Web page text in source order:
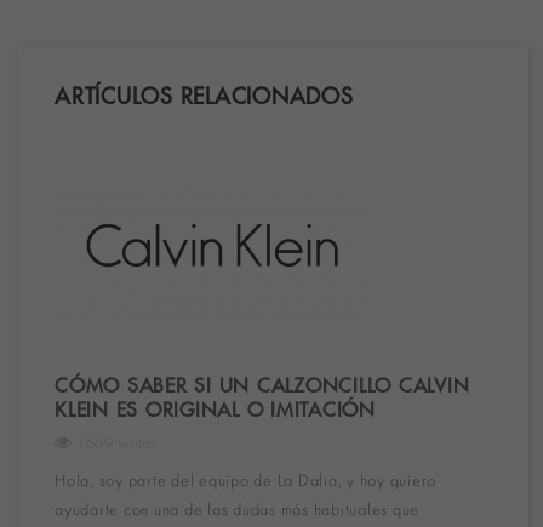
ARTÍCULOS RELACIONADOS
CÓMO SABER SI UN CALZONCILLO CALVIN
KLEIN ES ORIGINAL O IMITACIÓN
Hola, soy parte del equipo de La Dalia, y hoy quiero
ayudarte con una de las dudas más habituales que